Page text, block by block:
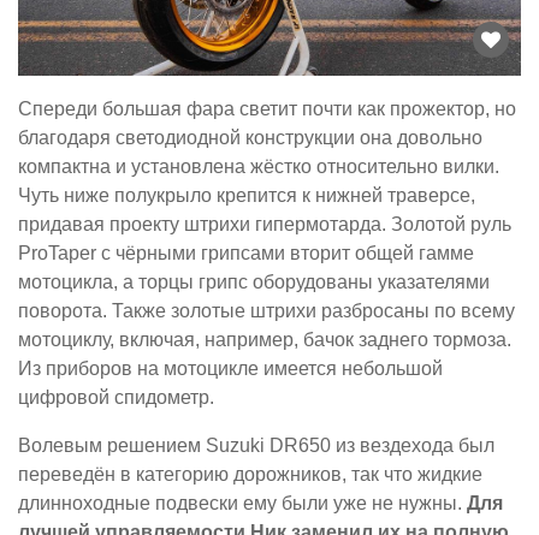
Спереди большая фара светит почти как прожектор, но
благодаря светодиодной конструкции она довольно
компактна и установлена жёстко относительно вилки.
Чуть ниже полукрыло крепится к нижней траверсе,
придавая проекту штрихи гипермотарда. Золотой руль
ProTaper с чёрными грипсами вторит общей гамме
мотоцикла, а торцы грипс оборудованы указателями
поворота. Также золотые штрихи разбросаны по всему
мотоциклу, включая, например, бачок заднего тормоза.
Из приборов на мотоцикле имеется небольшой
цифровой спидометр.
Волевым решением Suzuki DR650 из вездехода был
переведён в категорию дорожников, так что жидкие
длинноходные подвески ему были уже не нужны. Для